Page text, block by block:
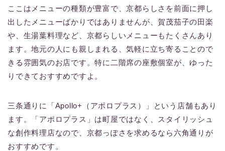
ここはメニューの種類が豊富で、京都らしさを前面に押し
出したメニューばかりではありませんが、賀茂茄子の田楽
や、生湯葉料理など、京都らしいメニューもたくさんあり
ます。地元の人にも親しまれる、気軽に立ち寄ることので
きる雰囲気のお店です。特に二階席の座敷個室が、ゆった
りできておすすめですよ。
三条通りに「Apollo+（アポロプラス）」という店舗もあり
ます。「アポロプラス」は町屋ではなく、スタイリッシュ
な創作料理店なので、京都っぽさを求めるなら六角通りが
おすすめです。